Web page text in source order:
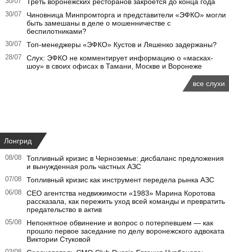
30/07
Чиновница Минпромторга и представители «ЭФКО» могли
быть замешаны в деле о мошенничестве с
беспилотниками?
30/07 Топ-менеджеры «ЭФКО» Кустов и Ляшенко задержаны?
28/07
Слух: ЭФКО не комментирует информацию о «масках-
шоу» в своих офисах в Тамани, Москве и Воронеже
все слухи
Лонгрид
08/08
Топливный кризис в Черноземье: дисбаланс предложения
и вынужденная роль частных АЗС
07/08 Топливный кризис как инструмент передела рынка АЗС
06/08
CEO агентства недвижимости «1983» Марина Коротова
рассказала, как пережить уход всей команды и превратить
предательство в актив
05/08
Непонятное обвинение и вопрос о потерпевшем — как
прошло первое заседание по делу воронежского адвоката
Виктории Стуковой